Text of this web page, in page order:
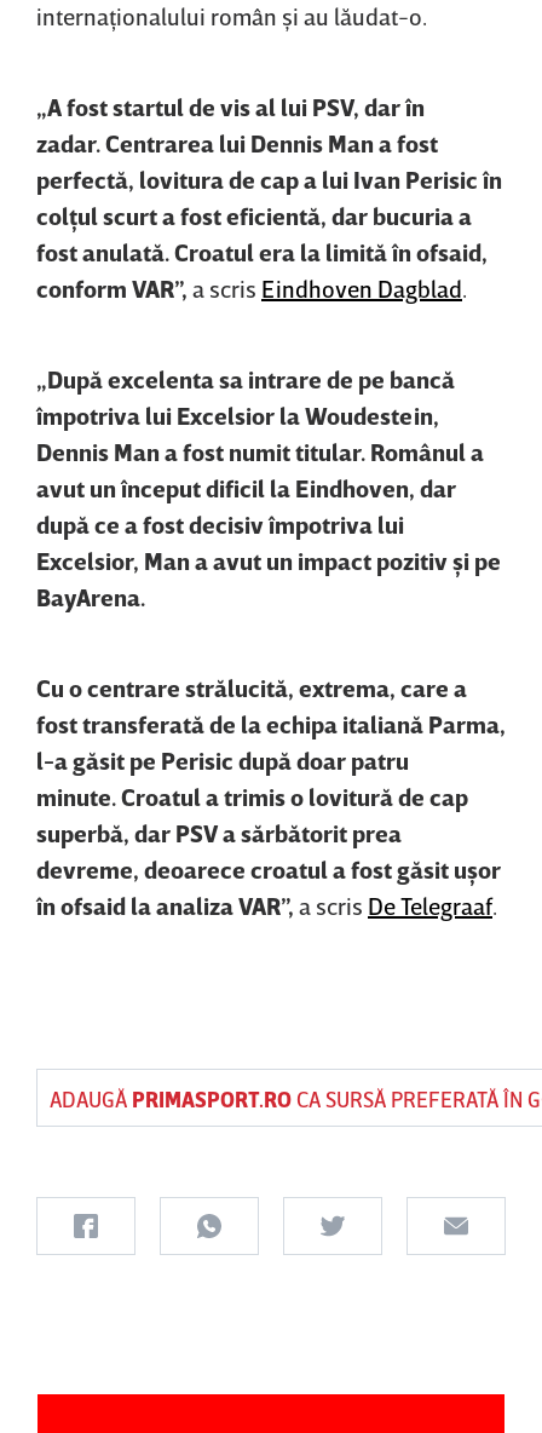
internaţionalului român şi au lăudat-o.
„A fost startul de vis al lui PSV, dar în
zadar. Centrarea lui Dennis Man a fost
perfectă, lovitura de cap a lui Ivan Perisic în
colţul scurt a fost eficientă, dar bucuria a
fost anulată. Croatul era la limită în ofsaid,
conform VAR”, a scris Eindhoven Dagblad.
„După excelenta sa intrare de pe bancă
împotriva lui Excelsior la Woudestein,
Dennis Man a fost numit titular. Românul a
avut un început dificil la Eindhoven, dar
după ce a fost decisiv împotriva lui
Excelsior, Man a avut un impact pozitiv şi pe
BayArena.
Cu o centrare strălucită, extrema, care a
fost transferată de la echipa italiană Parma,
l-a găsit pe Perisic după doar patru
minute. Croatul a trimis o lovitură de cap
superbă, dar PSV a sărbătorit prea
devreme, deoarece croatul a fost găsit uşor
în ofsaid la analiza VAR”, a scris De Telegraaf.
ADAUGĂ PRIMASPORT.ROCA SURSĂ PREFERATĂ ÎN